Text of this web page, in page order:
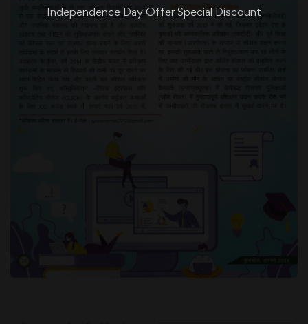
Independence Day Offer Special Discount